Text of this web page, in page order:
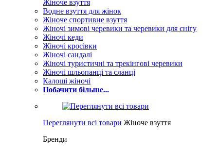
Жіноче взуття
Водне взуття для жінок
Жіноче спортивне взуття
Жіночі зимові черевики та черевики для снігу
Жіночі кеди
Жіночі кросівки
Жіночі сандалі
Жіночі туристичні та трекінгові черевики
Жіночі шльопанці та сланці
Калоші жіночі
Побачити більше...
Переглянути всі товари Жіноче взуття
Бренди